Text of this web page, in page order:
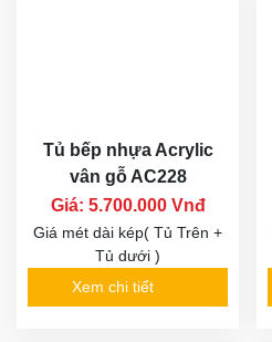
Tủ bếp nhựa Acrylic
vân gỗ AC228
Giá: 5.700.000 Vnđ
Giá mét dài kép( Tủ Trên +
Tủ dưới )
Xem chi tiết